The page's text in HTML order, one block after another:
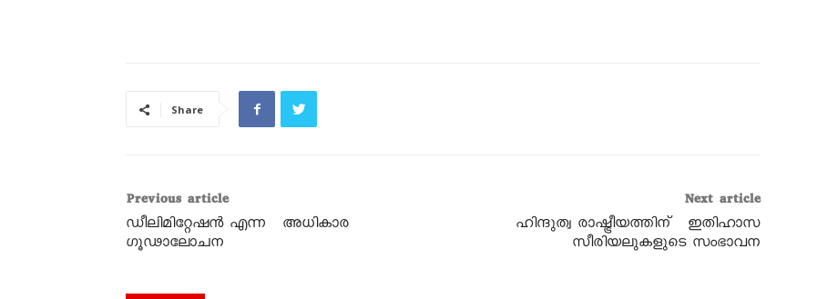
Share
Previous article
ഡീലിമിറ്റേഷൻ എന്ന അധികാര
ഗൂഢാലോചന
Next article
ഹിന്ദുത്വ രാഷ്ട്രീയത്തിന് ഇതിഹാസ
സീരിയലുകളുടെ സംഭാവന